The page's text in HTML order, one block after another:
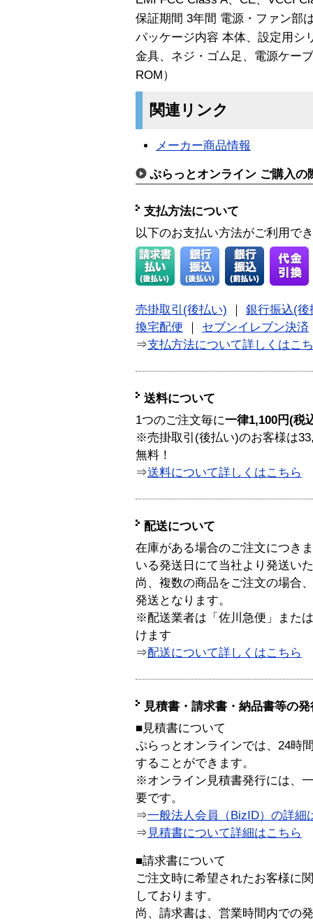
保証期間 3年間 電源・ファン部
パッケージ内容 本体、設定用シ
金具、ネジ・ゴム足、電源ケー
ROM）
関連リンク
メーカー商品情報
ぷらっとオンライン ご購入の
支払方法について
以下のお支払い方法がご利用で
売掛取引(後払い)
銀行振込(後
換宅配便
セブンイレブン決済
⇒支払方法について詳しくはこ
送料について
1つのご注文毎に一律1,100円(税
※売掛取引(後払い)のお客様は
無料！
⇒送料について詳しくはこちら
配送について
在庫がある場合のご注文につき
いる発送日にて当社より発送い
尚、複数の商品をご注文の場合
発送となります。
※配送業者は「佐川急便」また
けます
⇒配送について詳しくはこちら
見積書・請求書・納品書等の
■見積書について
ぷらっとオンラインでは、24時
することができます。
※オンライン見積書発行には、
要です。
⇒一般法人会員（BizID）の詳細
⇒ 見積書について詳細はこちら
■請求書について
ご注文時に希望されたお客様に
しております。
尚、請求書は、営業時間内での